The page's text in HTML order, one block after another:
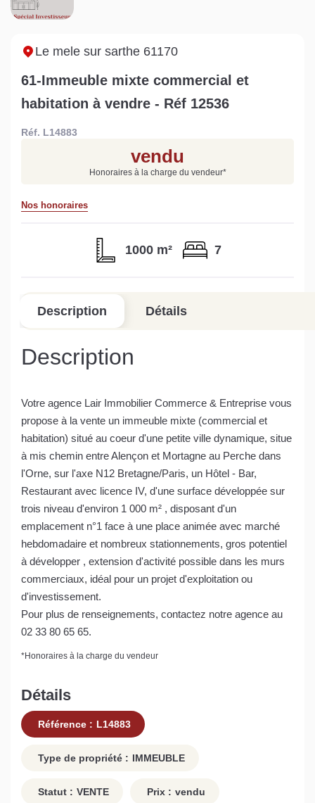
vente
Estimez votre bien en ligne.
en quelques clics.
Le mele sur sarthe 61170
61-Immeuble mixte commercial et
habitation à vendre - Réf 12536
Réf. L14883
vendu
Honoraires à la charge du vendeur*
Nos honoraires
1000 m² 7
Description Détails
Description
Votre agence Lair Immobilier Commerce & Entreprise vous
propose à la vente un immeuble mixte (commercial et
habitation) situé au coeur d'une petite ville dynamique, situe
à mis chemin entre Alençon et Mortagne au Perche dans
l'Orne, sur l'axe N12 Bretagne/Paris, un Hôtel - Bar,
Restaurant avec licence IV, d'une surface développée sur
trois niveau d'environ 1 000 m² , disposant d'un
emplacement n°1 face à une place animée avec marché
hebdomadaire et nombreux stationnements, gros potentiel
à développer , extension d'activité possible dans les murs
commerciaux, idéal pour un projet d'exploitation ou
d'investissement.
Pour plus de renseignements, contactez notre agence au
02 33 80 65 65.
*Honoraires à la charge du vendeur
Détails
Référence : L14883
Type de propriété : IMMEUBLE
Statut : VENTE Prix : vendu